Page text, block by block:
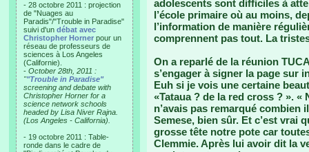
- 28 octobre 2011 : projection
de "Nuages au
Paradis"/"Trouble in Paradise"
suivi d'un débat avec
Christopher Horner pour un
réseau de professeurs de
sciences à Los Angeles
(Californie).
- October 28th, 2011 :
""Trouble in Paradise"
screening and debate with
Christopher Horner for a
science network schools
headed by Lisa Niver Rajna.
(Los Angeles - California).
- 19 octobre 2011 : Table-
ronde dans le cadre de
adolescents sont difficiles à
l’école primaire où au moins,
l’information de manière
comprennent pas tout. La
On a reparlé de la réunion
s’engager à signer la page
Euh si je vois une certaine
«Tataua ? de la red cross ? ». «
n’avais pas remarqué combien
Semese, bien sûr. Et c’est vrai
grosse tête notre pote car
Clemmie. Après lui avoir dit la